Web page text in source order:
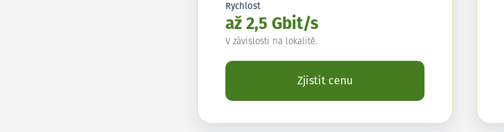
Rychlost
až 2,5 Gbit/s
V závislosti na lokalitě.
Zjistit cenu